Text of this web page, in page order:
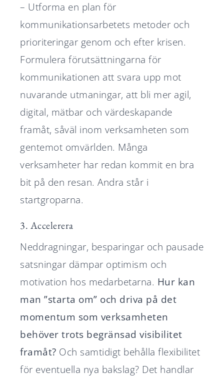
– Utforma en plan för
kommunikationsarbetets metoder och
prioriteringar genom och efter krisen.
Formulera förutsättningarna för
kommunikationen att svara upp mot
nuvarande utmaningar, att bli mer agil,
digital, mätbar och värdeskapande
framåt, såväl inom verksamheten som
gentemot omvärlden. Många
verksamheter har redan kommit en bra
bit på den resan. Andra står i
startgroparna.
3. Accelerera
Neddragningar, besparingar och pausade
satsningar dämpar optimism och
motivation hos medarbetarna. Hur kan
man ”starta om” och driva på det
momentum som verksamheten
behöver trots begränsad visibilitet
framåt? Och samtidigt behålla flexibilitet
för eventuella nya bakslag? Det handlar